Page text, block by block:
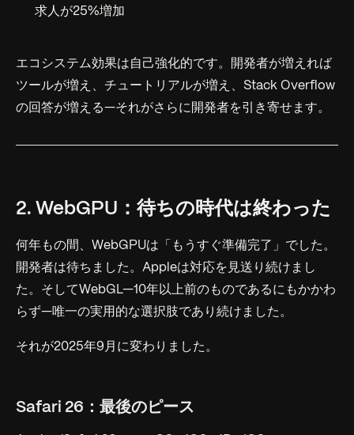
求人が25%増加
エコシステム効果は自己強化的です。開発者が増えれば
ツールが増え、チュートリアルが増え、Stack Overflow
の回答が増える—それがさらに開発者を引き寄せます。
2. WebGPU：待ちの時代は終わった
何年もの間、WebGPUは「もうすぐ準備完了」でした。
開発者は待ちました。Appleは対応を見送り続けまし
た。そしてWebGL—10年以上前のものであるにもかかわ
らず—唯一の実用的な選択肢であり続けました。
それが2025年9月に変わりました。
Safari 26：最後のピース